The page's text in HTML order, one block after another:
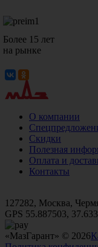
Более 15 лет
на рынке
О компании
Скидки
Полезная
Оплата и
Контакты
127282, Москва,
GPS 55.887503,
«МазГарант» © 2026